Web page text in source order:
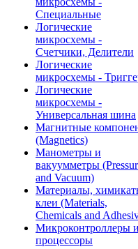
Специальные
Логические
микросхемы -
Счетчики, Делители
Логические
микросхемы -
Логические
микросхемы -
Универсальная шина
Магнитные
(Magnetics)
Манометры и
вакуумметры
and Vacuum)
Материалы,
клеи (Materials,
Chemicals and
Микроконтроллеры и
процессоры